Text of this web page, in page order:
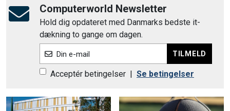
Computerworld Newsletter
Hold dig opdateret med Danmarks bedste it-
dækning to gange om dagen.
Din e-mail TILMELD
Acceptér betingelser | Se betingelser